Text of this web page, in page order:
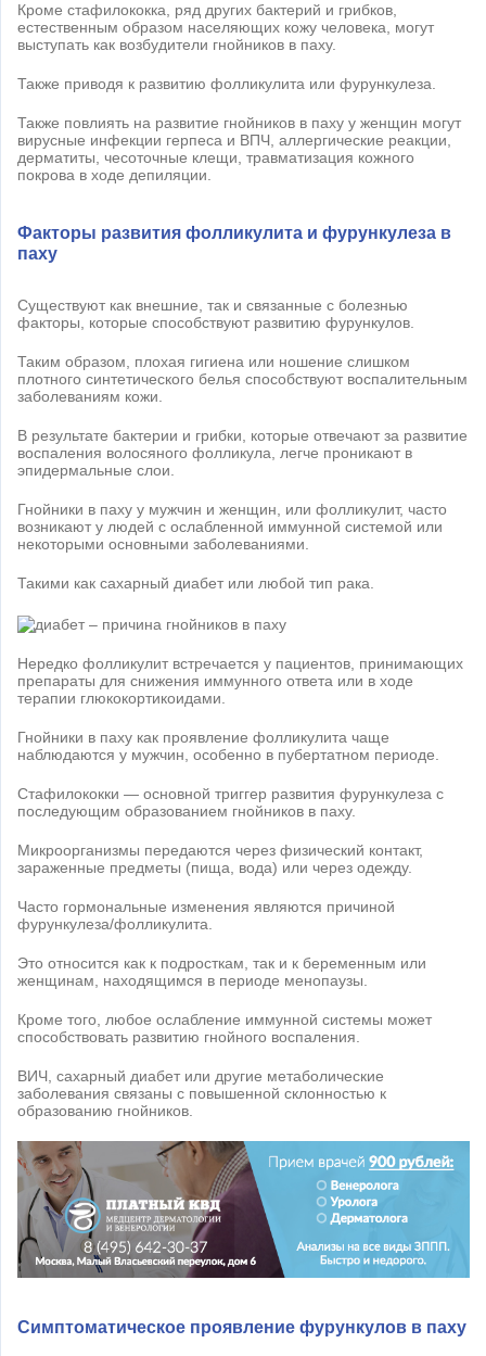
Кроме стафилококка, ряд других бактерий и грибков,
естественным образом населяющих кожу человека, могут
выступать как возбудители гнойников в паху.
Также приводя к развитию фолликулита или фурункулеза.
Также повлиять на развитие гнойников в паху у женщин могут
вирусные инфекции герпеса и ВПЧ, аллергические реакции,
дерматиты, чесоточные клещи, травматизация кожного
покрова в ходе депиляции.
Факторы развития фолликулита и фурункулеза в
паху
Существуют как внешние, так и связанные с болезнью
факторы, которые способствуют развитию фурункулов.
Таким образом, плохая гигиена или ношение слишком
плотного синтетического белья способствуют воспалительным
заболеваниям кожи.
В результате бактерии и грибки, которые отвечают за развитие
воспаления волосяного фолликула, легче проникают в
эпидермальные слои.
Гнойники в паху у мужчин и женщин, или фолликулит, часто ​​
возникают у людей с ослабленной иммунной системой или
некоторыми основными заболеваниями.
Такими как сахарный диабет или любой тип рака.
Нередко фолликулит встречается у пациентов, принимающих
препараты для снижения иммунного ответа или в ходе
терапии глюкокортикоидами.
Гнойники в паху как проявление фолликулита чаще
наблюдаются у мужчин, особенно в пубертатном периоде.
Стафилококки — основной триггер развития фурункулеза с
последующим образованием гнойников в паху.
Микроорганизмы передаются через физический контакт,
зараженные предметы (пища, вода) или через одежду.
Часто гормональные изменения являются причиной
фурункулеза/фолликулита.
Это относится как к подросткам, так и к беременным или
женщинам, находящимся в периоде менопаузы.
Кроме того, любое ослабление иммунной системы может
способствовать развитию гнойного воспаления.
ВИЧ, сахарный диабет или другие метаболические
заболевания связаны с повышенной склонностью к
образованию гнойников.
Симптоматическое проявление фурункулов в паху